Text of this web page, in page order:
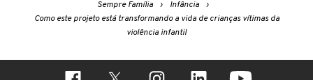
Sempre Família
Infância
Como este projeto está transformando a vida de crianças vítimas da
violência infantil